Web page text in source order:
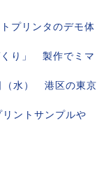
プリンタのデモ体
くり」 製作でミマ
（水） 港区の東京
ントサンプルや